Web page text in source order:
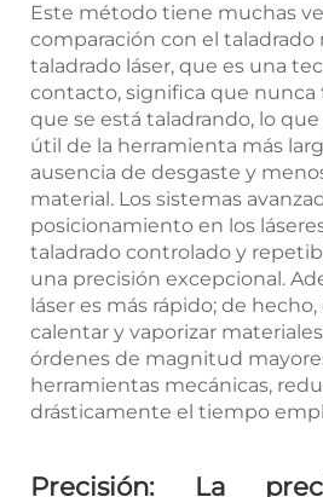
Este método tiene muchas
comparación con el taladrado
taladrado láser, que es una
contacto, significa que nunca
que se está taladrando, lo
útil de la herramienta más
ausencia de desgaste y
material. Los sistemas
posicionamiento en los
taladrado controlado y
una precisión excepcional.
láser es más rápido; de hecho,
calentar y vaporizar
órdenes de magnitud
herramientas mecánicas,
drásticamente el tiempo
Precisión: La